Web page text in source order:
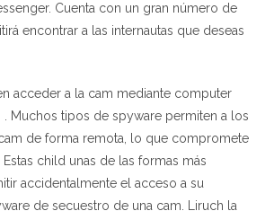
Cuenta con un gran número de
encontrar a las internautas que deseas
acceder a la cam mediante computer
Muchos tipos de spyware permiten a los
de forma remota, lo que compromete
Estas child unas de las formas más
accidentalmente el acceso a su
de secuestro de una cam. Liruch la